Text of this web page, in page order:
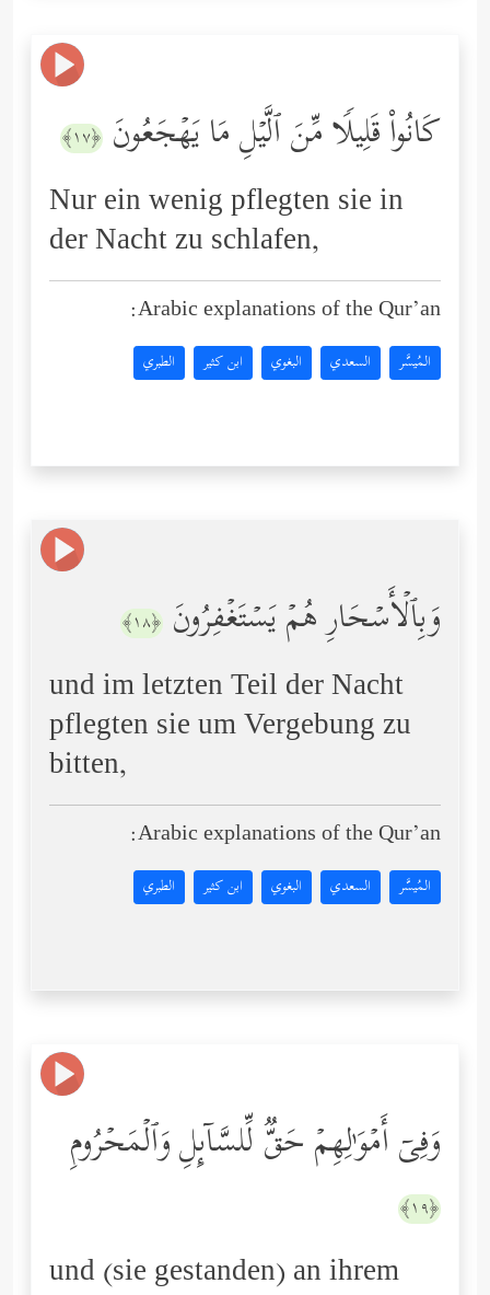
كَانُواْ قَلِیلࣰا مِّنَ ٱلَّیۡلِ مَا یَهۡجَعُونَ ﴿١٧﴾
Nur ein wenig pflegten sie in
der Nacht zu schlafen,
Arabic explanations of the Qur’an:
المُيسَّر السعدي البغوي ابن كثير الطبري
وَبِٱلۡأَسۡحَارِ هُمۡ یَسۡتَغۡفِرُونَ ﴿١٨﴾
und im letzten Teil der Nacht
pflegten sie um Vergebung zu
bitten,
Arabic explanations of the Qur’an:
المُيسَّر السعدي البغوي ابن كثير الطبري
وَفِیۤ أَمۡوَ ٰ⁠لِهِمۡ حَقࣱّ لِّلسَّاۤىِٕلِ وَٱلۡمَحۡرُومِ
﴿١٩﴾
und (sie gestanden) an ihrem